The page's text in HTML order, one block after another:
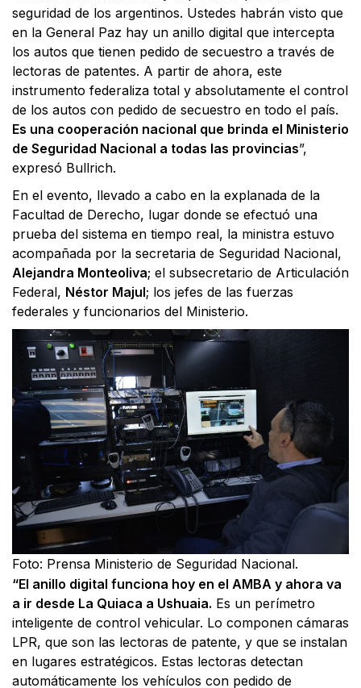
seguridad de los argentinos. Ustedes habrán visto que
en la General Paz hay un anillo digital que intercepta
los autos que tienen pedido de secuestro a través de
lectoras de patentes. A partir de ahora, este
instrumento federaliza total y absolutamente el control
de los autos con pedido de secuestro en todo el país.
Es una cooperación nacional que brinda el Ministerio
de Seguridad Nacional a todas las provincias”,
expresó Bullrich.
En el evento, llevado a cabo en la explanada de la
Facultad de Derecho, lugar donde se efectuó una
prueba del sistema en tiempo real, la ministra estuvo
acompañada por la secretaria de Seguridad Nacional,
Alejandra Monteoliva; el subsecretario de Articulación
Federal, Néstor Majul; los jefes de las fuerzas
federales y funcionarios del Ministerio.
Foto: Prensa Ministerio de Seguridad Nacional.
“El anillo digital funciona hoy en el AMBA y ahora va
a ir desde La Quiaca a Ushuaia. Es un perímetro
inteligente de control vehicular. Lo componen cámaras
LPR, que son las lectoras de patente, y que se instalan
en lugares estratégicos. Estas lectoras detectan
automáticamente los vehículos con pedido de